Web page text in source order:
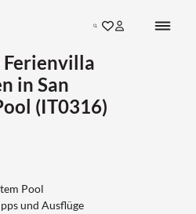
Search
Ferienvilla
in San
(IT0316)
Pool
und Ausflüge